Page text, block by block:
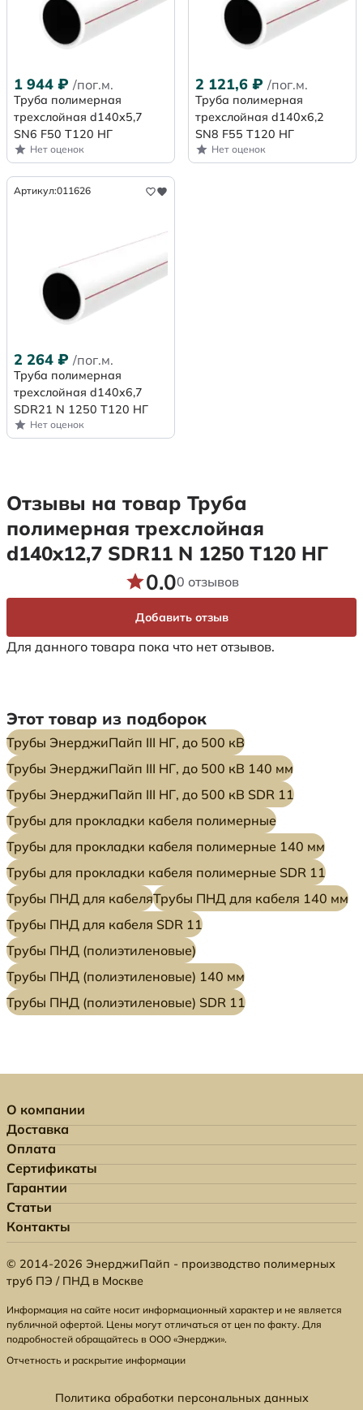
1 944 ₽ /пог.м.
Труба полимерная
трехслойная d140х5,7
SN6 F50 Т120 НГ
Нет оценок
2 121,6 ₽ /пог.м.
Труба полимерная
трехслойная d140х6,2
SN8 F55 Т120 НГ
Нет оценок
Артикул:011626
2 264 ₽ /пог.м.
Труба полимерная
трехслойная d140x6,7
SDR21 N 1250 Т120 НГ
Нет оценок
Отзывы на товар Труба
полимерная трехслойная
d140x12,7 SDR11 N 1250 Т120 НГ
Для данного товара пока что нет отзывов.
0.00 отзывов
Добавить отзыв
Этот товар из подборок
Трубы ЭнерджиПайп III НГ, до 500 кВ
Трубы ЭнерджиПайп III НГ, до 500 кВ 140 мм
Трубы ЭнерджиПайп III НГ, до 500 кВ SDR 11
Трубы для прокладки кабеля полимерные
Трубы для прокладки кабеля полимерные 140 мм
Трубы для прокладки кабеля полимерные SDR 11
Трубы ПНД для кабеляТрубы ПНД для кабеля 140 мм
Трубы ПНД для кабеля SDR 11
Трубы ПНД (полиэтиленовые)
Трубы ПНД (полиэтиленовые) 140 мм
Трубы ПНД (полиэтиленовые) SDR 11
О компании
Доставка
Оплата
Сертификаты
Гарантии
Статьи
Контакты
© 2014-2026 ЭнерджиПайп - производство полимерных
труб ПЭ / ПНД в Москве
Информация на сайте носит информационный характер и не является
публичной офертой. Цены могут отличаться от цен по факту. Для
подробностей обращайтесь в ООО «Энерджи».
Отчетность и раскрытие информации
Политика обработки персональных данных